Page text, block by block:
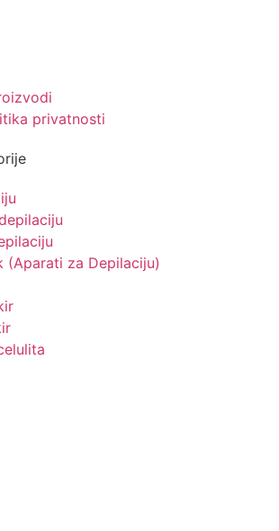
privatnosti
(Aparati za Depilaciju)